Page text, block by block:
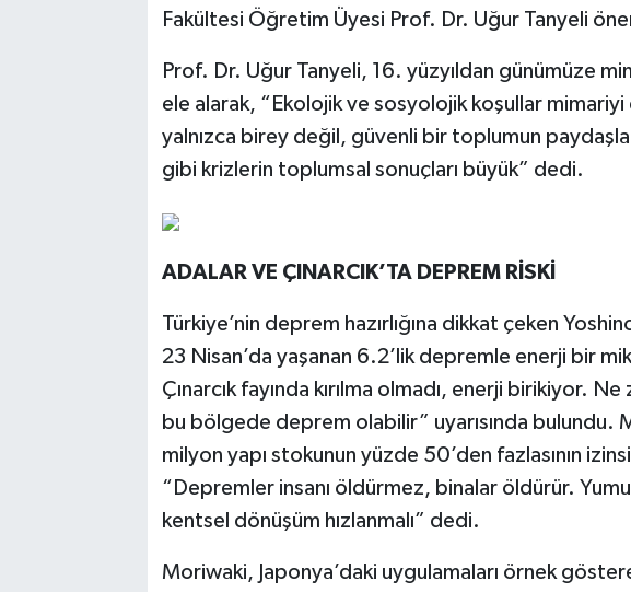
Fakültesi Öğretim Üyesi Prof. Dr. Uğur Tanyeli
Prof. Dr. Uğur Tanyeli, 16. yüzyıldan günümüze
ele alarak, “Ekolojik ve sosyolojik koşullar
yalnızca birey değil, güvenli bir toplumun
gibi krizlerin toplumsal sonuçları büyük” dedi.
ADALAR VE ÇINARCIK’TA DEPREM RİSKİ
Türkiye’nin deprem hazırlığına dikkat çeken
23 Nisan’da yaşanan 6.2’lik depremle enerji bir
Çınarcık fayında kırılma olmadı, enerji birikiyor.
bu bölgede deprem olabilir” uyarısında bulundu.
milyon yapı stokunun yüzde 50’den fazlasının
“Depremler insanı öldürmez, binalar öldürür.
kentsel dönüşüm hızlanmalı” dedi.
Moriwaki, Japonya’daki uygulamaları örnek